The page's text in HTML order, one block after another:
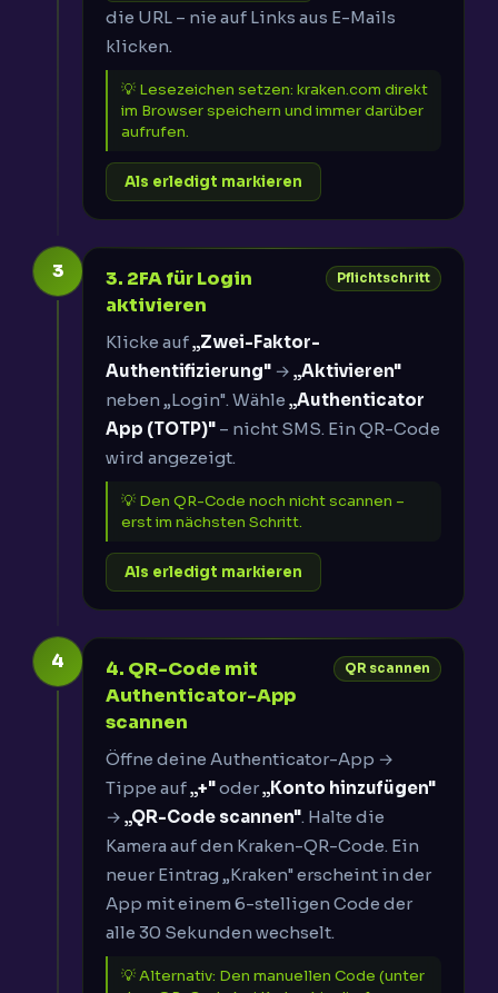
die URL – nie auf Links aus E-Mails
klicken.
💡 Lesezeichen setzen: kraken.com direkt
im Browser speichern und immer darüber
aufrufen.
Als erledigt markieren
3
3. 2FA für Login
aktivieren
Pflichtschritt
Klicke auf„Zwei-Faktor-
Authentifizierung" → „Aktivieren"
neben „Login". Wähle „Authenticator
App (TOTP)" – nicht SMS. Ein QR-Code
wird angezeigt.
💡 Den QR-Code noch nicht scannen –
erst im nächsten Schritt.
Als erledigt markieren
4
4. QR-Code mit
Authenticator-App
scannen
QR scannen
Öffne deine Authenticator-App →
Tippe auf„+"oder„Konto hinzufügen"
→ „QR-Code scannen". Halte die
Kamera auf den Kraken-QR-Code. Ein
neuer Eintrag „Kraken" erscheint in der
App mit einem 6-stelligen Code der
alle 30 Sekunden wechselt.
💡 Alternativ: Den manuellen Code (unter